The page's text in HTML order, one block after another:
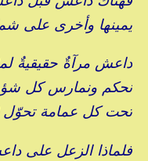
يمينها وأخرى على
داعش مرآةٌ حقيقيةٌ
نحكم ونمارس كل
تحت كل عمامة تحوّل
فلماذا الزعل على